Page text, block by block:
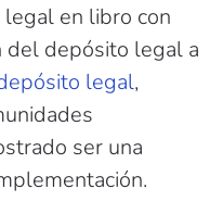
en libro con
del depósito legal a
legal,
ser una